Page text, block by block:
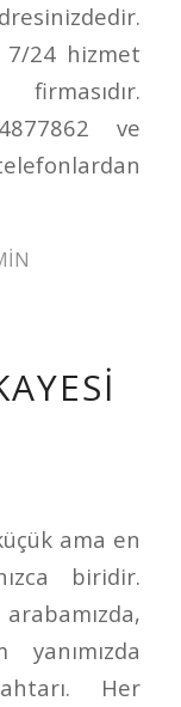
24 hizmet
ve
ama en
biridir.
Her